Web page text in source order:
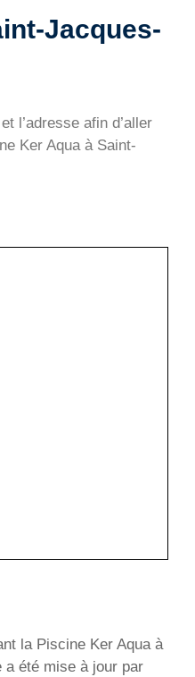
Jacques-
l’adresse afin d’aller
Ker Aqua à Saint-
la Piscine Ker Aqua à
a été mise à jour par